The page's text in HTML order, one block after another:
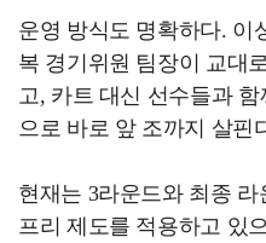
운영 방식도 명확하다. 이
복 경기위원 팀장이 교대
고, 카트 대신 선수들과
으로 바로 앞 조까지 살핀
현재는 3라운드와 최종 라
프리 제도를 적용하고 있